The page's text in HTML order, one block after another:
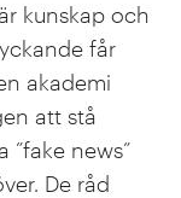
kunskap och
får
akademi
att stå
news”
De råd